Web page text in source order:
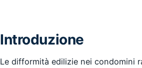
Introduzione
Le difformità edilizie nei condomini